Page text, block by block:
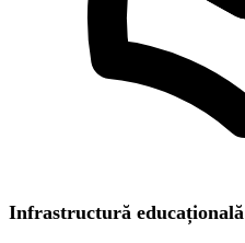
Infrastructură educațională